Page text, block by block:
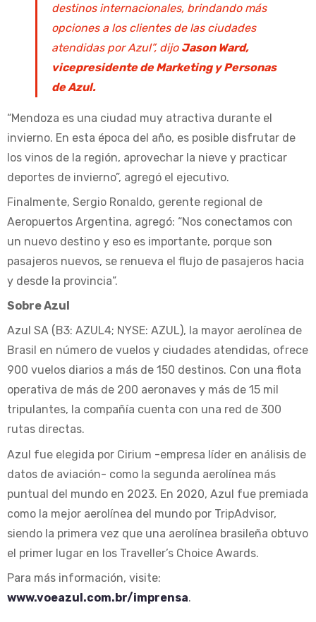
destinos internacionales, brindando más
opciones a los clientes de las ciudades
atendidas por Azul”, dijo Jason Ward,
vicepresidente de Marketing y Personas
de Azul.
“Mendoza es una ciudad muy atractiva durante el
invierno. En esta época del año, es posible disfrutar de
los vinos de la región, aprovechar la nieve y practicar
deportes de invierno”, agregó el ejecutivo.
Finalmente, Sergio Ronaldo, gerente regional de
Aeropuertos Argentina, agregó: “Nos conectamos con
un nuevo destino y eso es importante, porque son
pasajeros nuevos, se renueva el flujo de pasajeros hacia
y desde la provincia”.
Sobre Azul
Azul SA (B3: AZUL4; NYSE: AZUL), la mayor aerolínea de
Brasil en número de vuelos y ciudades atendidas, ofrece
900 vuelos diarios a más de 150 destinos. Con una flota
operativa de más de 200 aeronaves y más de 15 mil
tripulantes, la compañía cuenta con una red de 300
rutas directas.
Azul fue elegida por Cirium -empresa líder en análisis de
datos de aviación- como la segunda aerolínea más
puntual del mundo en 2023. En 2020, Azul fue premiada
como la mejor aerolínea del mundo por TripAdvisor,
siendo la primera vez que una aerolínea brasileña obtuvo
el primer lugar en los Traveller’s Choice Awards.
Para más información, visite:
www.voeazul.com.br/imprensa.